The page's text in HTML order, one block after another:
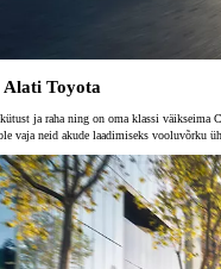
Toyota
ja raha ning on oma klassi väikseima
vaja neid akude laadimiseks vooluvõrku